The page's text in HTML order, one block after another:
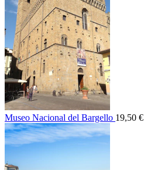
Museo Nacional del Bargello 19,50 €